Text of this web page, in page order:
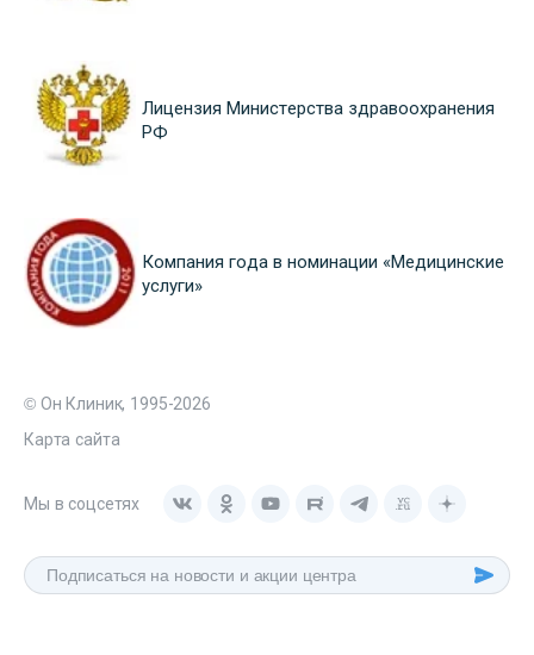
Лицензия Министерства здравоохранения
РФ
Компания года в номинации «Медицинские
услуги»
© Он Клиник, 1995-2026
Карта сайта
Мы в соцсетях